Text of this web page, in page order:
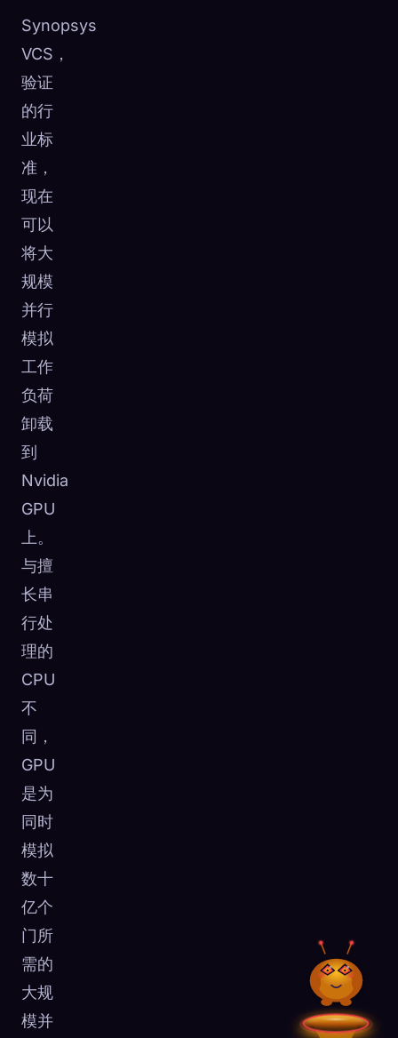
Synopsys
VCS，
验证
的行
业标
准，
现在
可以
将大
规模
并行
模拟
工作
负荷
卸载
到
Nvidia
GPU
上。
与擅
长串
行处
理的
CPU
不
同，
GPU
是为
同时
模拟
数十
亿个
门所
需的
大规
模并